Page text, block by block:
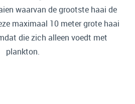
waarvan de grootste haai de
maximaal 10 meter grote haai
die zich alleen voedt met
plankton.